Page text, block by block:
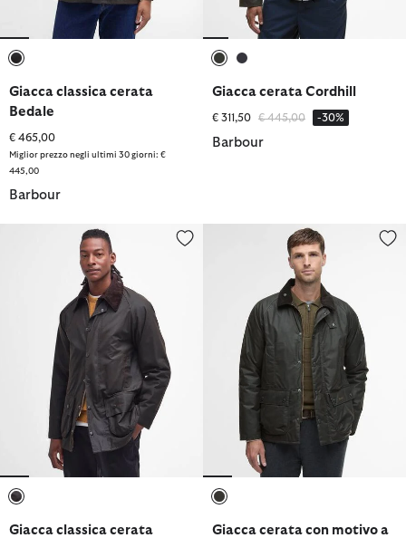
Giacca classica cerata
Bedale
€ 465,00
Miglior prezzo negli ultimi 30 giorni: €
445,00
Barbour
Giacca cerata Cordhill
€ 311,50 Prezzo ridotto da
€ 445,00a -30%
Barbour
Giacca classica cerata Beaufort
Giacca classica cerata
Giacca cerata con motivo a
Giacca cerata con motivo a